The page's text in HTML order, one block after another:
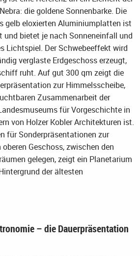
die goldene Sonnenbarke. Die
gelb eloxierten Aluminiumplatten ist
und bietet je nach Sonneneinfall und
Lichtspiel. Der Schwebeeffekt wird
verglaste Erdgeschoss erzeugt,
ruht. Auf gut 300 qm zeigt die
zur Himmelsscheibe,
Zusammenarbeit der
für Vorgeschichte in
von Holzer Kobler Architekturen ist.
für Sonderpräsentationen zur
Geschoss, zwischen den
gelegen, zeigt ein Planetarium
der ältesten
– die Dauerpräsentation